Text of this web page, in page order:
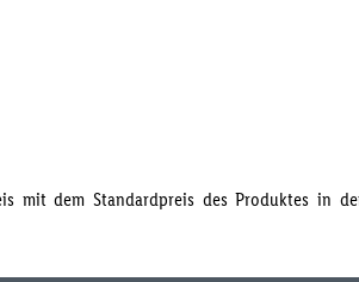
mit dem Standardpreis des Produktes in